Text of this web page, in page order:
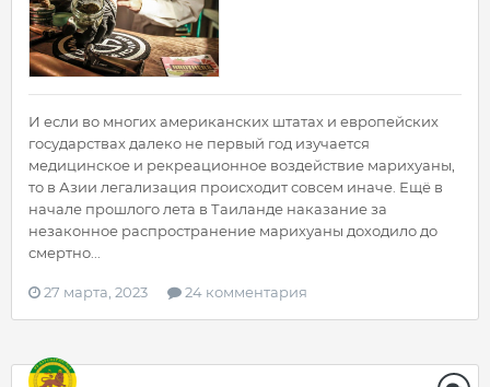
И если во многих американских штатах и европейских
государствах далеко не первый год изучается
медицинское и рекреационное воздействие марихуаны,
то в Азии легализация происходит совсем иначе. Ещё в
начале прошлого лета в Таиланде наказание за
незаконное распространение марихуаны доходило до
смертно...
27 марта, 2023 24 комментария